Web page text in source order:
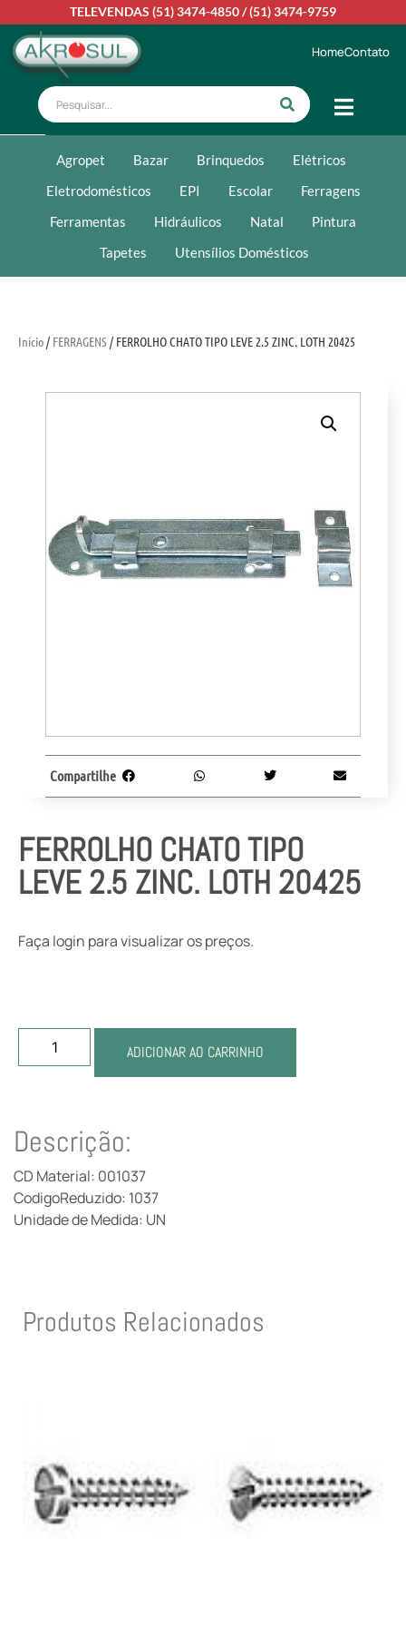
TELEVENDAS (51) 3474-4850/(51) 3474-9759
HomeContato
Agropet Bazar Brinquedos
Elétricos
Eletrodomésticos
EPI Escolar
Ferragens
Ferramentas
Hidráulicos Natal
Pintura
Tapetes
Utensílios Domésticos
Início/ FERRAGENS/ FERROLHO CHATO TIPO LEVE 2.5 ZINC. LOTH 20425
FERROLHO CHATO TIPO
LEVE 2.5 ZINC. LOTH 20425
Faça login para visualizar os preços.
ADICIONAR AO CARRINHO
Compartilhe
Descrição:
CD Material: 001037
CodigoReduzido: 1037
Unidade de Medida: UN
Produtos Relacionados